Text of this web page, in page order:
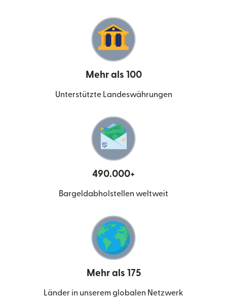
Mehr als 100
Unterstützte Landeswährungen
490.000+
Bargeldabholstellen weltweit
Mehr als 175
Länder in unserem globalen Netzwerk